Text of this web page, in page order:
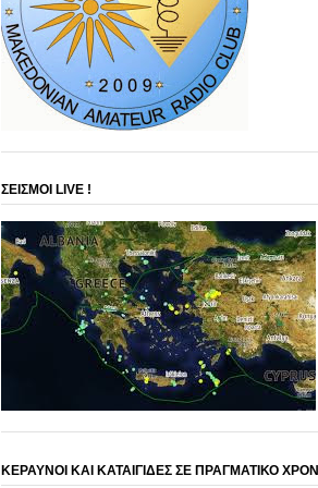
ΣΕΙΣΜΟΙ LIVE !
ΚΕΡΑΥΝΟΙ ΚΑΙ ΚΑΤΑΙΓΙΔΕΣ ΣΕ ΠΡΑΓΜΑΤΙΚΟ